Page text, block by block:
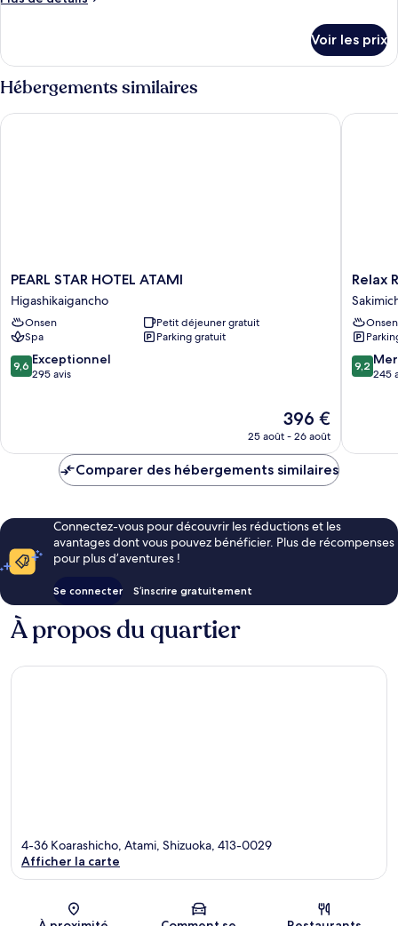
le
type
de
chambre
Chambre
Voir les prix
Hébergements similaires
PEARL
STAR
HOTEL
ATAMI
Higashikaigancho
PEARL STAR HOTEL ATAMI
Higashikaigancho
Onsen
Petit déjeuner gratuit
Spa
Parking gratuit
9.6
sur
9,6 Exceptionnel
295 avis
Le
nouveau
est
de
396 €
25 août - 26 août
PEARL STAR HOTEL ATAMI
Relax
Resort
Hotel
Relax
Onsen
9.2
sur
9,2
245
Relax
Comparer des hébergements similaires
Connectez-vous pour découvrir les réductions et les
avantages dont vous pouvez bénéficier. Plus de récompenses
pour plus d’aventures !
Se connecter S’inscrire gratuitement
À propos du quartier
Carte
4-36 Koarashicho, Atami, Shizuoka, 413-0029
Afficher la carte